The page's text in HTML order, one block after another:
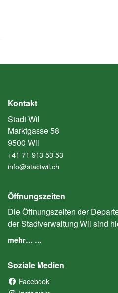
Kontakt
Stadt Wil
Marktgasse 58
9500 Wil
+41 71 913 53 53
info@stadtwil.ch
Öffnungszeiten
Die Öffnungszeiten der
der Stadtverwaltung Wil sind
mehr… …
Soziale Medien
Facebook